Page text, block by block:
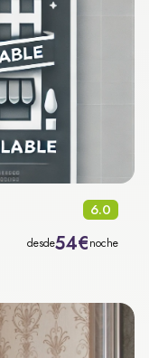
6.0
desde54€noche